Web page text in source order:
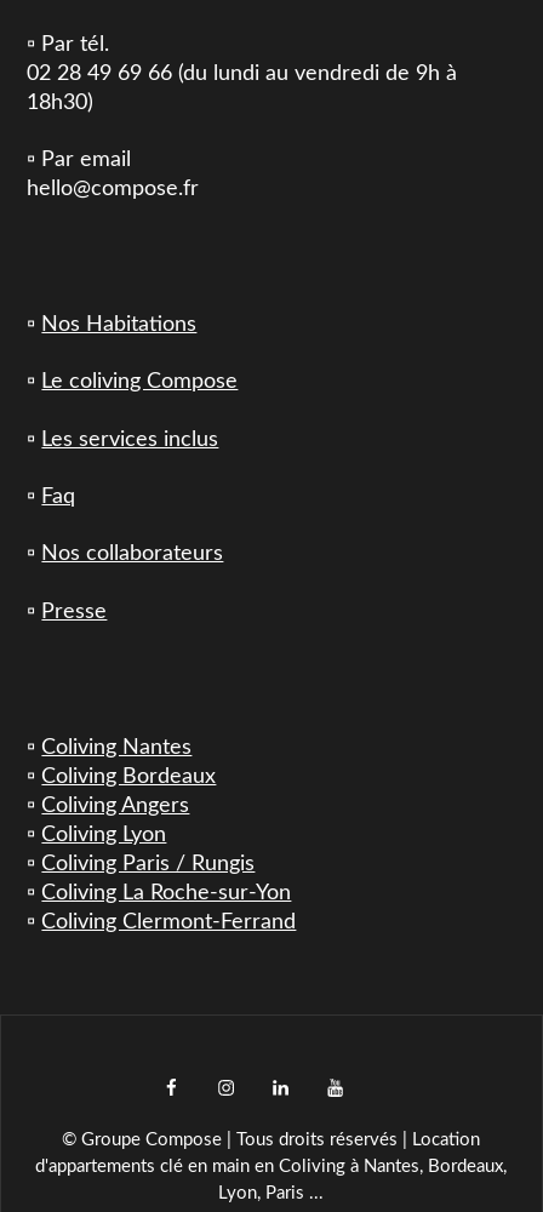
▫️ Par tél.
02 28 49 69 66 (du lundi au vendredi de 9h à
18h30)
▫️ Par email
hello@compose.fr
▫️ Nos Habitations
▫️ Le coliving Compose
▫️ Les services inclus
▫️ Faq
▫️ Nos collaborateurs
▫️ Presse
▫️Coliving Nantes
▫️Coliving Bordeaux
▫️Coliving Angers
▫️Coliving Lyon
▫️Coliving Paris / Rungis
▫️Coliving La Roche-sur-Yon
▫️Coliving Clermont-Ferrand
facebookinstagramLinkedInYouTube
© Groupe Compose | Tous droits réservés | Location
d'appartements clé en main en Coliving à Nantes, Bordeaux,
Lyon, Paris ...